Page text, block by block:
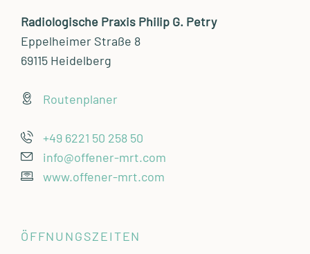
Radiologische Praxis Philip G. Petry
Eppelheimer Straße 8
69115 Heidelberg
Routenplaner
+49 6221 50 258 50
info@offener-mrt.com
www.offener-mrt.com
ÖFFNUNGSZEITEN